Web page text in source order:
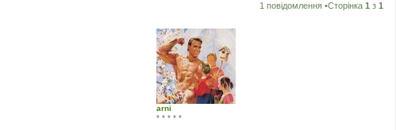
1 повідомлення •Сторінка 1 з 1
arni
* * * * *